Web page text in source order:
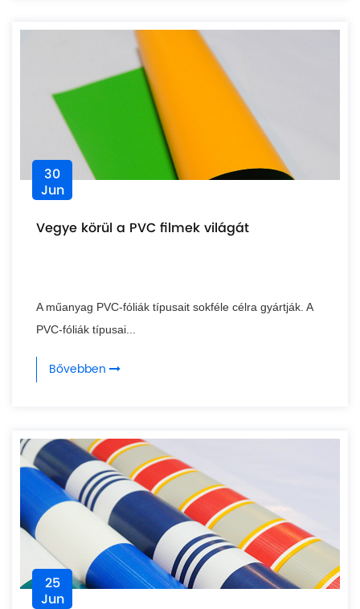
30
Jun
Vegye körül a PVC filmek világát
A műanyag PVC-fóliák típusait sokféle célra gyártják. A
PVC-fóliák típusai...
Bővebben
25
Jun